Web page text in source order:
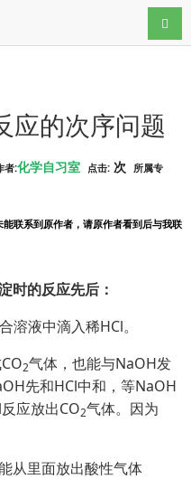
导航
应的次序问题
者:化学自习室 点击: 次
所属专
能联系到原作者，请原作者看到后与我联
时的反应先后：
溶液中滴入稀HCl。
2气体，也能与NaOH发
先和HCl中和，等NaOH
应放出CO2气体。因为
从里面放出酸性气体